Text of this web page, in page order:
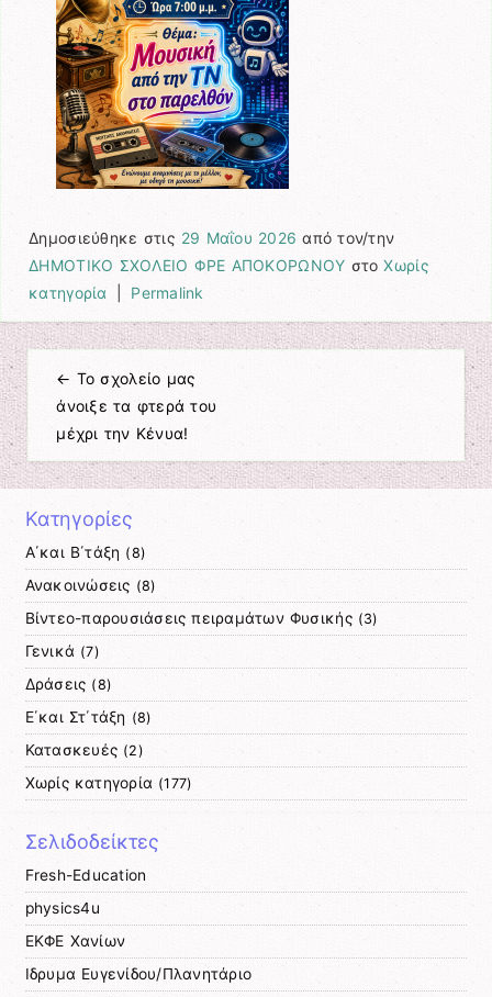
Δημοσιεύθηκε στις 29 Μαΐου 2026 από τον/την
ΔΗΜΟΤΙΚΟ ΣΧΟΛΕΙΟ ΦΡΕ ΑΠΟΚΟΡΩΝΟΥ στοΧωρίς
κατηγορία
Permalink
Πλοήγηση άρθρων
← Το σχολείο μας
άνοιξε τα φτερά του
μέχρι την Κένυα!
Κατηγορίες
Α΄και Β΄τάξη (8)
Ανακοινώσεις (8)
Βίντεο-παρουσιάσεις πειραμάτων Φυσικής(3)
Γενικά (7)
Δράσεις (8)
Ε΄και Στ΄τάξη (8)
Κατασκευές (2)
Χωρίς κατηγορία (177)
Σελιδοδείκτες
Fresh-Education
physics4u
ΕΚΦΕ Χανίων
Ιδρυμα Ευγενίδου/Πλανητάριο